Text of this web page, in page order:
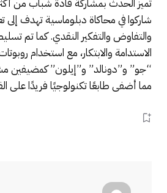
شاركوا في محاكاة دبلوماسية تهدف إلى
والتفاوض والتفكير النقدي. كما تم
الاستدامة والابتكار، مع استخدام
“جو” و”دونالد” و”إيلون” كمضيفين
مما أضفى طابعًا تكنولوجيًا فريدًا على